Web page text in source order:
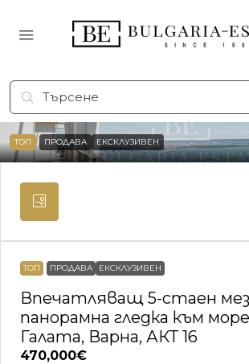
ТОП ПРОДАВА ЕКСКЛУЗИВЕН
ТОП ПРОДАВА ЕКСКЛУЗИВЕН
Впечатляващ 5-стаен
панорамна гледка към
Галата, Варна, АКТ 16
470,000€